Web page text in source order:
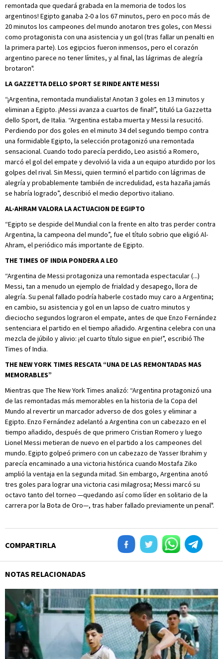
remontada que quedará grabada en la memoria de todos los
argentinos! Egipto ganaba 2-0 a los 67 minutos, pero en poco más de
20 minutos los campeones del mundo anotaron tres goles, con Messi
como protagonista con una asistencia y un gol (tras fallar un penalti en
la primera parte). Los egipcios fueron inmensos, pero el corazón
argentino parece no tener límites, y al final, las lágrimas de alegría
brotaron".
LA GAZZETTA DELLO SPORT SE RINDE ANTE MESSI
“¡Argentina, remontada mundialista! Anotan 3 goles en 13 minutos y
eliminan a Egipto. ¡Messi avanza a cuartos de final!”, tituló La Gazzetta
dello Sport, de Italia. “Argentina estaba muerta y Messi la resucitó.
Perdiendo por dos goles en el minuto 34 del segundo tiempo contra
una formidable Egipto, la selección protagonizó una remontada
sensacional. Cuando todo parecía perdido, Leo asistió a Romero,
marcó el gol del empate y devolvió la vida a un equipo aturdido por los
golpes del rival. Sin Messi, quien terminó el partido con lágrimas de
alegría y probablemente también de incredulidad, esta hazaña jamás
se habría logrado”, describió el medio deportivo italiano.
AL-AHRAM VALORA LA ACTUACION DE EGIPTO
“Egipto se despide del Mundial con la frente en alto tras perder contra
Argentina, la campeona del mundo”, fue el título sobrio que eligió Al-
Ahram, el periódico más importante de Egipto.
THE TIMES OF INDIA PONDERA A LEO
“Argentina de Messi protagoniza una remontada espectacular (...)
Messi, tan a menudo un ejemplo de frialdad y desapego, llora de
alegría. Su penal fallado podría haberle costado muy caro a Argentina;
en cambio, su asistencia y gol en un lapso de cuatro minutos y
dieciocho segundos lograron el empate, antes de que Enzo Fernández
sentenciara el partido en el tiempo añadido. Argentina celebra con una
mezcla de júbilo y alivio: ¡el cuarto título sigue en pie!”, escribió The
Times of India.
THE NEW YORK TIMES RESCATA “UNA DE LAS REMONTADAS MAS
MEMORABLES”
Mientras que The New York Times analizó: “Argentina protagonizó una
de las remontadas más memorables en la historia de la Copa del
Mundo al revertir un marcador adverso de dos goles y eliminar a
Egipto. Enzo Fernández adelantó a Argentina con un cabezazo en el
tiempo añadido, después de que primero Cristian Romero y luego
Lionel Messi metieran de nuevo en el partido a los campeones del
mundo. Egipto golpeó primero con un cabezazo de Yasser Ibrahim y
parecía encaminado a una victoria histórica cuando Mostafa Ziko
amplió la ventaja en la segunda mitad. Sin embargo, Argentina anotó
tres goles para lograr una victoria casi milagrosa; Messi marcó su
octavo tanto del torneo —quedando así como líder en solitario de la
carrera por la Bota de Oro—, tras haber fallado previamente un penal".
COMPARTIRLA
NOTAS RELACIONADAS